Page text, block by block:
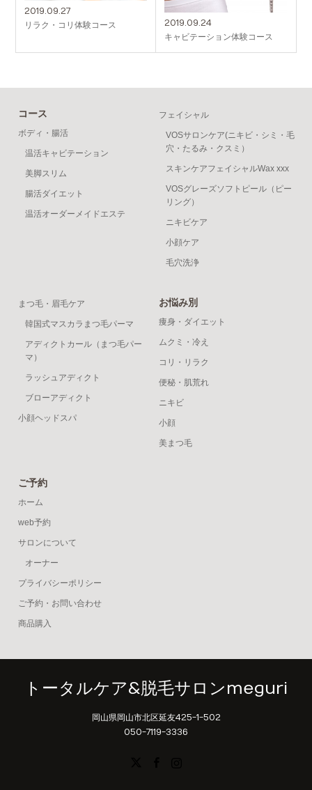
2019.09.27
リラク・コリ体験コース
2019.09.24
キャビテーション体験コース
コース
ボディ・腸活
温活キャビテーション
美脚スリム
腸活ダイエット
温活オーダーメイドエステ
フェイシャル
VOSサロンケア(ニキビ・シミ・毛
穴・たるみ・クスミ）
スキンケアフェイシャルWax xxx
VOSグレーズソフトピール（ピー
リング）
ニキビケア
小顔ケア
毛穴洗浄
まつ毛・眉毛ケア
韓国式マスカラまつ毛パーマ
アディクトカール（まつ毛パー
マ）
ラッシュアディクト
ブローアディクト
小顔ヘッドスパ
お悩み別
痩身・ダイエット
ムクミ・冷え
コリ・リラク
便秘・肌荒れ
ニキビ
小顔
美まつ毛
ご予約
ホーム
web予約
サロンについて
オーナー
プライバシーポリシー
ご予約・お問い合わせ
商品購入
トータルケア&脱毛サロンmeguri
岡山県岡山市北区延友425-1-502
050-7119-3336